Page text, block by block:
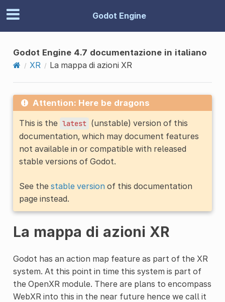
Godot Engine
Godot Engine 4.7 documentazione in italiano
XR
La mappa di azioni XR
Attention: Here be dragons
This is the latest (unstable) version of this
documentation, which may document features
not available in or compatible with released
stable versions of Godot.
See the stable versionof this documentation
page instead.
La mappa di azioni XR
Godot has an action map feature as part of the XR
system. At this point in time this system is part of
the OpenXR module. There are plans to encompass
WebXR into this in the near future hence we call it